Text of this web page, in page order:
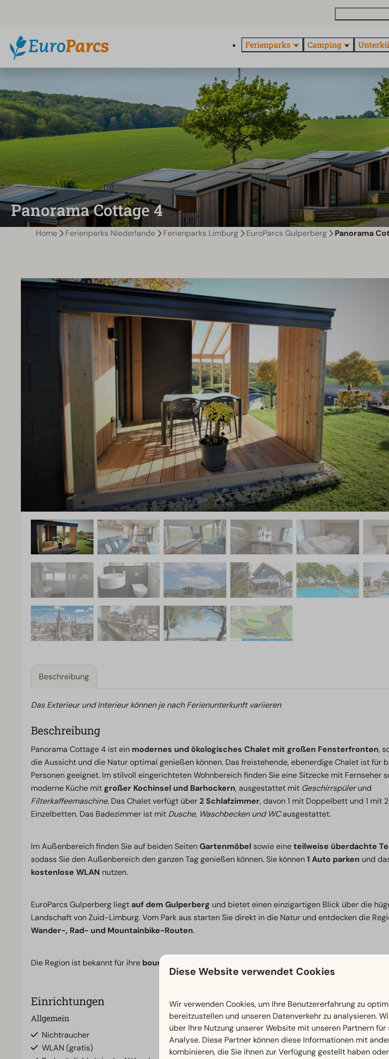
Ferienparks Camping
Panorama Cottage 4
Home Ferienparks Niederlande Ferienparks Limburg EuroParcs Gulperberg Panorama
Beschreibung
Das Exterieur und Interieur können je nach Ferienunterkunft variieren
Beschreibung
Panorama Cottage 4 ist ein modernes und ökologisches Chalet mit großen Fensterfronten,
die Aussicht und die Natur optimal genießen können. Das freistehende, ebenerdige Chalet ist für
Personen geeignet. Im stilvoll eingerichteten Wohnbereich finden Sie eine Sitzecke mit Fernseher
moderne Küche mit großer Kochinsel und Barhockern, ausgestattet mit Geschirrspülerund
Filterkaffeemaschine. Das Chalet verfügt über2 Schlafzimmer, davon 1 mit Doppelbett und 1 mit 2
Einzelbetten. Das Badezimmer ist mit Dusche, Waschbecken und WCausgestattet.
Im Außenbereich finden Sie auf beiden SeitenGartenmöbel sowie eineteilweise überdachte
sodass Sie den Außenbereich den ganzen Tag genießen können. Sie können1 Auto parken und
kostenlose WLAN nutzen.
EuroParcs Gulperberg liegt auf dem Gulperberg und bietet einen einzigartigen Blick über die
Landschaft von Zuid-Limburg. Vom Park aus starten Sie direkt in die Natur und entdecken die
Wander-, Rad- und Mountainbike-Routen.
Die Region ist bekannt für ihre bourgondische Lebensart
Einrichtungen
Allgemein
Nichtraucher
WLAN (gratis)
Badezimmer
Badezimmer unten: 1
Dusche
Außenbereich
Terrasse
Gartenmöbel
Diese Website verwendet Cookies
Wir verwenden Cookies, um Ihre Benutzererfahrung zu
bereitzustellen und unseren Datenverkehr zu analysieren.
über Ihre Nutzung unserer Website mit unseren Partnern für
Analyse. Diese Partner können diese Informationen mit
kombinieren, die Sie ihnen zur Verfügung gestellt haben